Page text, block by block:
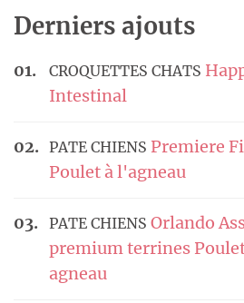
Derniers ajouts
CROQUETTES CHATS
Intestinal
PATE CHIENS Premiere
Poulet à l'agneau
PATE CHIENS Orlando
premium terrines
agneau